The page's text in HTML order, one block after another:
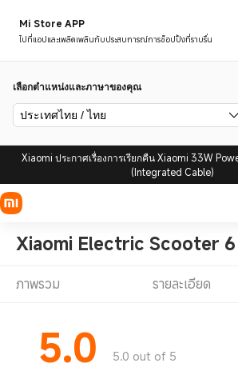
Mi Store APP
ไปที่แอปและเพลิดเพลินกับประสบการณ์การช็อปปิ้งที่ราบรื่น
เลือกตำแหน่งและภาษาของคุณ
ประเทศไทย / ไทย
Xiaomi ประกาศเรื่องการเรียกคืน Xiaomi 33W
(Integrated Cable)
Xiaomi Electric Scooter
ภาพรวม รายละเอียด
5.0 5.0 out of 5